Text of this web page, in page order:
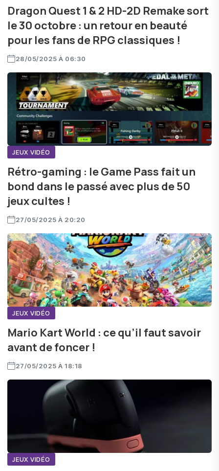
Dragon Quest 1 & 2 HD-2D Remake sort
le 30 octobre : un retour en beauté
pour les fans de RPG classiques !
28/05/2025 À 06:30
JEUX VIDÉO
Rétro-gaming : le Game Pass fait un
bond dans le passé avec plus de 50
jeux cultes !
27/05/2025 À 20:20
JEUX VIDÉO
Mario Kart World : ce qu’il faut savoir
avant de foncer !
27/05/2025 À 18:18
JEUX VIDÉO